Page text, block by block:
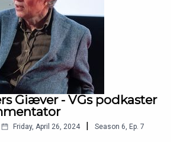
Giæver - VGs podkaster
Friday, April 26, 2024 | Season 6, Ep. 7